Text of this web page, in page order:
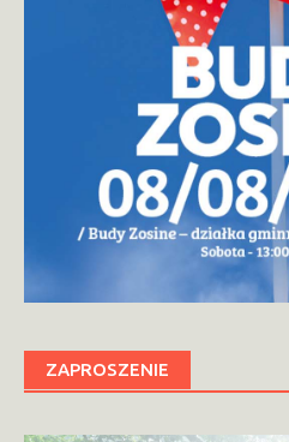
ZAPROSZENIE